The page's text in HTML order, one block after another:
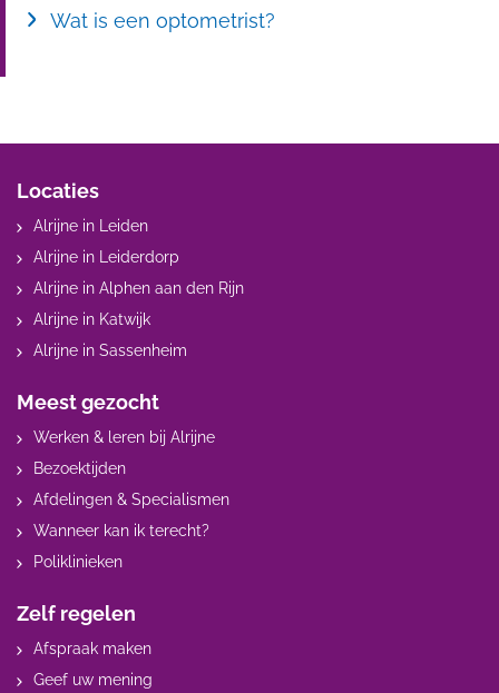
Wat is een optometrist?
Locaties
Alrijne in Leiden
Alrijne in Leiderdorp
Alrijne in Alphen aan den Rijn
Alrijne in Katwijk
Alrijne in Sassenheim
Meest gezocht
Werken & leren bij Alrijne
Bezoektijden
Afdelingen & Specialismen
Wanneer kan ik terecht?
Poliklinieken
Zelf regelen
Afspraak maken
Geef uw mening